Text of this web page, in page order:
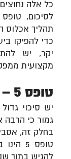
כל אלה נחוצים
לסיכום,
תהליך אכלוס
כדי להפיקו
יקר, יש
מקצועית
טופס 5 – רב הנסתר על הגלוי?
יש סיכוי
גמור כי הרבה
בחלק זה,
טופס
להגיש בתוך